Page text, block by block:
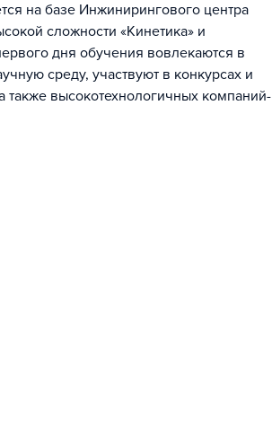
на базе Инжинирингового центра
сложности «Кинетика» и
дня обучения вовлекаются в
среду, участвуют в конкурсах и
также высокотехнологичных компаний-